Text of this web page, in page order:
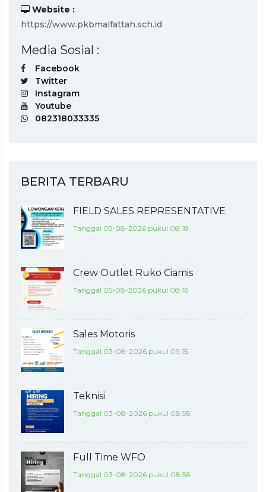
Website :
https://www.pkbmalfattah.sch.id
Media Sosial :
Facebook
Twitter
Instagram
Youtube
082318033335
BERITA TERBARU
FIELD SALES REPRESENTATIVE
Tanggal 05-08-2026 pukul 08:18
Crew Outlet Ruko Ciamis
Tanggal 05-08-2026 pukul 08:16
Sales Motoris
Tanggal 03-08-2026 pukul 09:15
Teknisi
Tanggal 03-08-2026 pukul 08:58
Full Time WFO
Tanggal 03-08-2026 pukul 08:56